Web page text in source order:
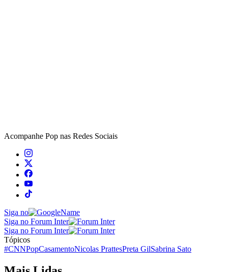
Acompanhe Pop nas Redes Sociais
Siga no
Siga no Forum Inter
Siga no Forum Inter
Tópicos
#CNNPopCasamentoNicolas PrattesPreta GilSabrina Sato